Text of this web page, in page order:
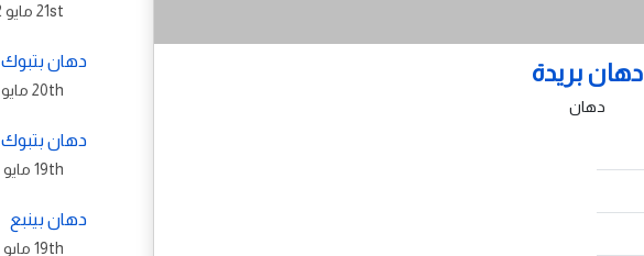
دهان بريدة
دهان
21st مايو 2022
دهان بتبوك
20th مايو 2022
دهان بتبوك
19th مايو 2022
دهان بينبع
19th مايو 2022